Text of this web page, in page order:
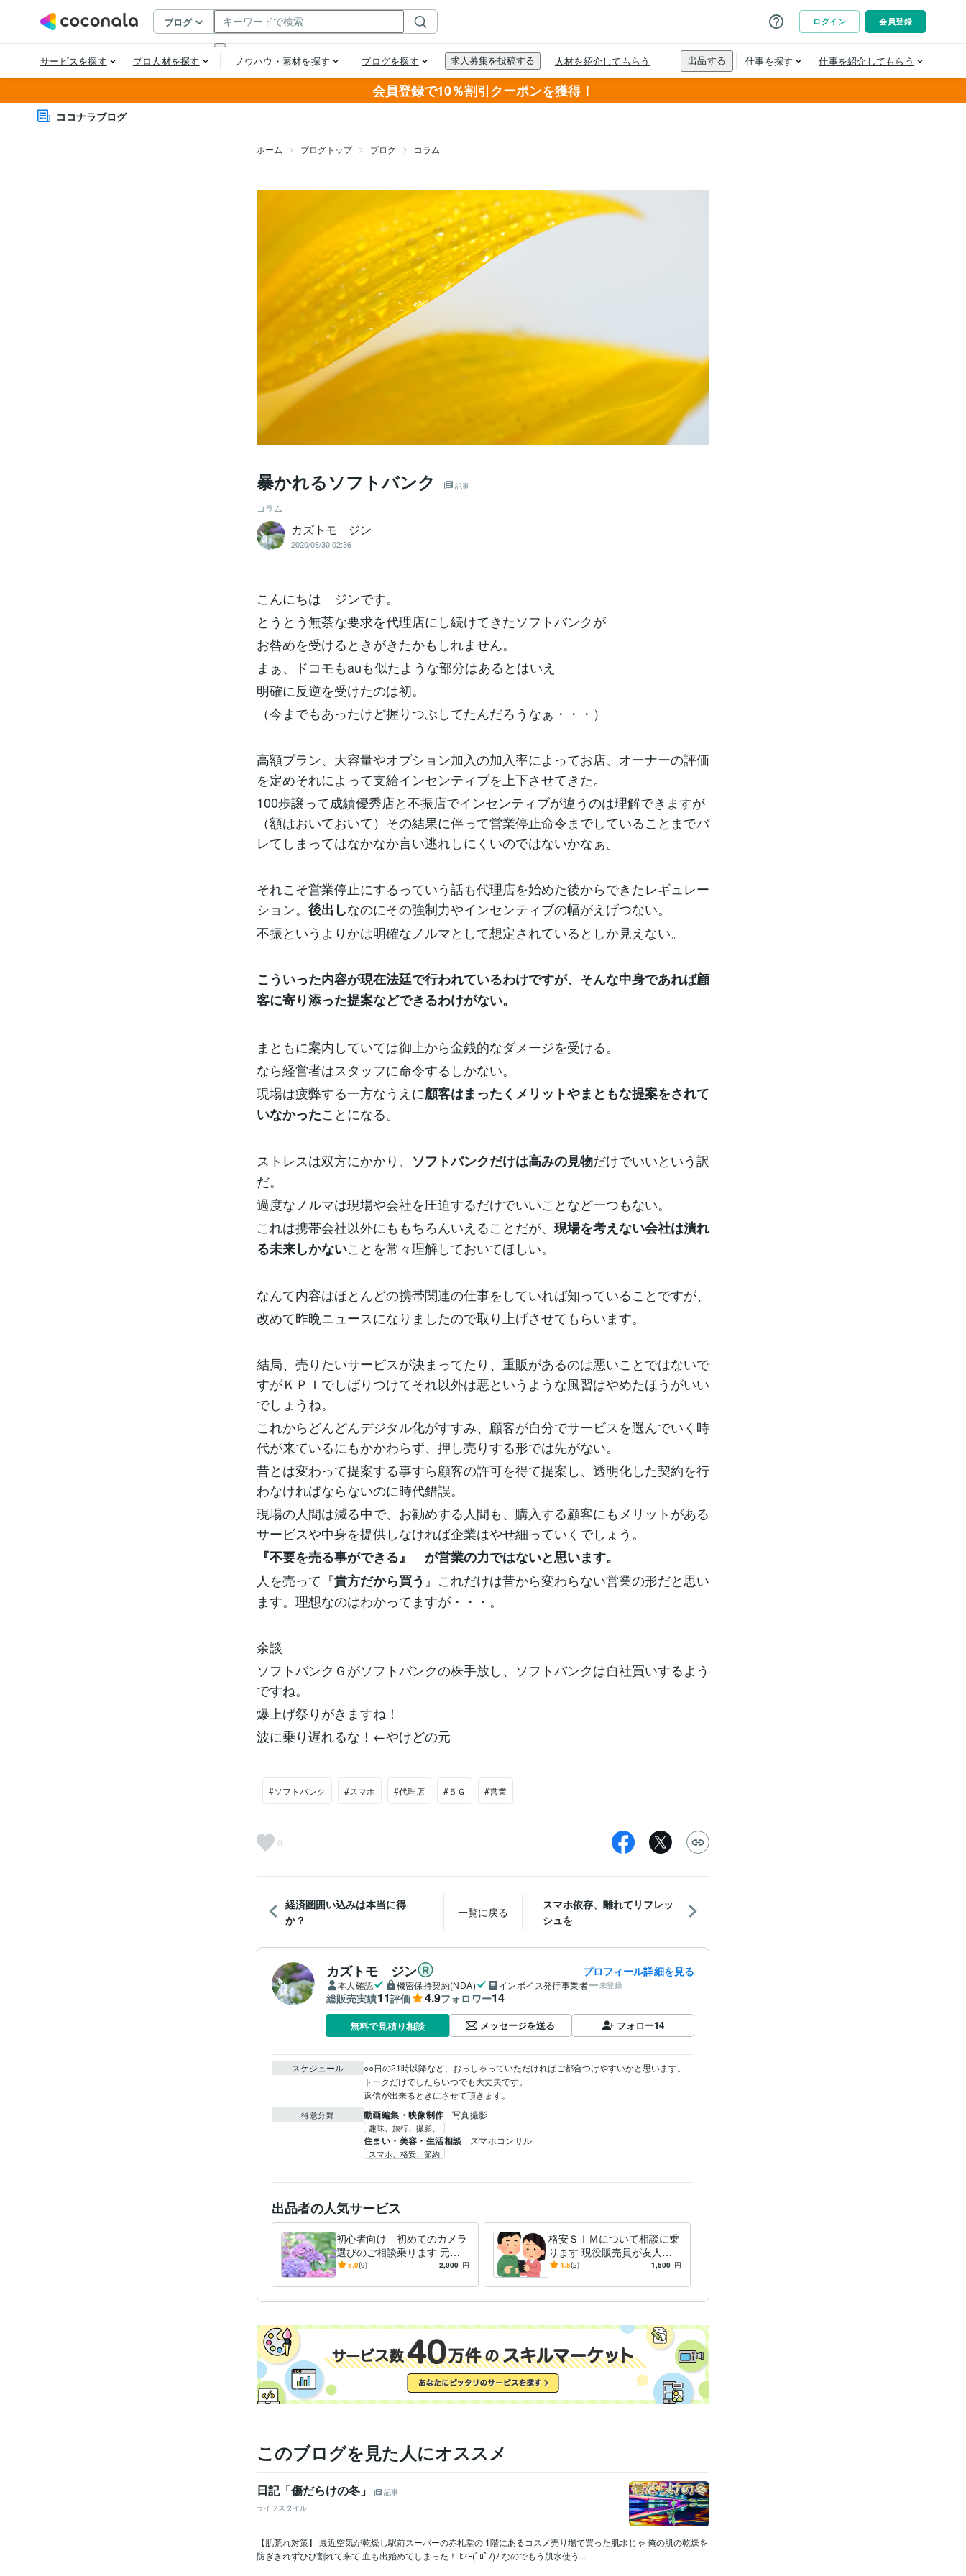
会員登録で10％割引クーポンを獲得！
ココナラブログ
ホーム ブログトップ ブログ コラム
暴かれるソフトバンク 記事
コラム
カズトモ ジン
2020/08/30 02:36
こんにちは ジンです。
とうとう無茶な要求を代理店にし続けてきたソフトバンクが
お咎めを受けるときがきたかもしれません。
まぁ、ドコモもauも似たような部分はあるとはいえ
明確に反逆を受けたのは初。
（今までもあったけど握りつぶしてたんだろうなぁ・・・）
高額プラン、大容量やオプション加入の加入率によってお店、オーナーの評価
を定めそれによって支給インセンティブを上下させてきた。
100歩譲って成績優秀店と不振店でインセンティブが違うのは理解できますが
（額はおいておいて）その結果に伴って営業停止命令までしていることまでバ
レてしまってはなかなか言い逃れしにくいのではないかなぁ。
それこそ営業停止にするっていう話も代理店を始めた後からできたレギュレー
ション。 後出しなのにその強制力やインセンティブの幅がえげつない。
不振というよりかは明確なノルマとして想定されているとしか見えない。
こういった内容が現在法廷で行われているわけですが、そんな中身であれば顧
客に寄り添った提案などできるわけがない。
まともに案内していては御上から金銭的なダメージを受ける。
なら経営者はスタッフに命令するしかない。
現場は疲弊する一方なうえに顧客はまったくメリットやまともな提案をされて
いなかったことになる。
ストレスは双方にかかり、 ソフトバンクだけは高みの見物だけでいいという訳
だ。
過度なノルマは現場や会社を圧迫するだけでいいことなど一つもない。
これは携帯会社以外にももちろんいえることだが、 現場を考えない会社は潰れ
る未来しかないことを常々理解しておいてほしい。
なんて内容はほとんどの携帯関連の仕事をしていれば知っていることですが、
改めて昨晩ニュースになりましたので取り上げさせてもらいます。
結局、売りたいサービスが決まってたり、重販があるのは悪いことではないで
すがＫＰＩでしばりつけてそれ以外は悪というような風習はやめたほうがいい
でしょうね。
これからどんどんデジタル化がすすみ、顧客が自分でサービスを選んでいく時
代が来ているにもかかわらず、押し売りする形では先がない。
昔とは変わって提案する事すら顧客の許可を得て提案し、透明化した契約を行
わなければならないのに時代錯誤。
現場の人間は減る中で、お勧めする人間も、購入する顧客にもメリットがある
サービスや中身を提供しなければ企業はやせ細っていくでしょう。
『不要を売る事ができる』 が営業の力ではないと思います。
人を売って『貴方だから買う 』これだけは昔から変わらない営業の形だと思い
ます。理想なのはわかってますが・・・。
余談
ソフトバンクＧがソフトバンクの株手放し、ソフトバンクは自社買いするよう
ですね。
爆上げ祭りがきますね！
波に乗り遅れるな！←やけどの元
#ソフトバンク #スマホ #代理店 #５Ｇ #営業
0
経済圏囲い込みは本当に得
か？
一覧に戻る
スマホ依存、離れてリフレッ
シュを
カズトモ ジン プロフィール詳細を見る
本人確認 機密保持契約(NDA) インボイス発行事業者 未登録
総販売実績11評価 4.9フォロワー14
無料で見積り相談 メッセージを送る フォロー14
スケジュール
○○日の21時以降など、おっしゃっていただければご都合つけやすいかと思います。
トークだけでしたらいつでも大丈夫です。
返信が出来るときにさせて頂きます。
得意分野 動画編集・映像制作 写真撮影
趣味、旅行、撮影、
住まい・美容・生活相談 スマホコンサル
スマホ、格安、節約
出品者の人気サービス
初心者向け 初めてのカメラ
選びのご相談乗ります 元カ
メラ販売員がユーザー目線で
5.0(9) 2,000 円
格安ＳＩＭについて相談に乗
ります 現役販売員が友人目
線でお答え致します。
4.5(2) 1,500 円
このブログを見た人にオススメ
日記「傷だらけの冬」
記事
ライフスタイル
【肌荒れ対策】 最近空気が乾燥し駅前スーパーの赤札堂の 1階にあるコスメ売り場で買った肌水じゃ 俺の肌の乾燥を
防ぎきれずひび割れて来て 血も出始めてしまった！ ﾋｨｰ(ﾟﾛﾟﾉ)ﾉ なのでもう肌水使う...